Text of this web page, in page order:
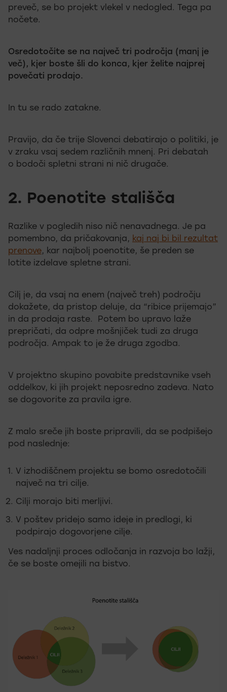
preveč, se bo projekt vlekel v nedogled. Tega pa
nočete.
Osredotočite se na največ tri področja (manj je
več), kjer boste šli do konca, kjer želite najprej
povečati prodajo.
In tu se rado zatakne.
Pravijo, da če trije Slovenci debatirajo o politiki, je
v zraku vsaj sedem različnih mnenj. Pri debatah
o bodoči spletni strani ni nič drugače.
2. Poenotite stališča
Razlike v pogledih niso nič nenavadnega. Je pa
pomembno, da pričakovanja, kaj naj bi bil rezultat
prenove, kar najbolj poenotite, še preden se
lotite izdelave spletne strani.
Cilj je, da vsaj na enem (največ treh) področju
dokažete, da pristop deluje, da “ribice prijemajo”
in da prodaja raste. Potem bo upravo laže
prepričati, da odpre mošnjiček tudi za druga
področja. Ampak to je že druga zgodba.
V projektno skupino povabite predstavnike vseh
oddelkov, ki jih projekt neposredno zadeva. Nato
se dogovorite za pravila igre.
Z malo sreče jih boste pripravili, da se podpišejo
pod naslednje:
V izhodiščnem projektu se bomo osredotočili
največ na tri cilje.
Cilji morajo biti merljivi.
V poštev pridejo samo ideje in predlogi, ki
podpirajo dogovorjene cilje.
Ves nadaljnji proces odločanja in razvoja bo lažji,
če se boste omejili na bistvo.